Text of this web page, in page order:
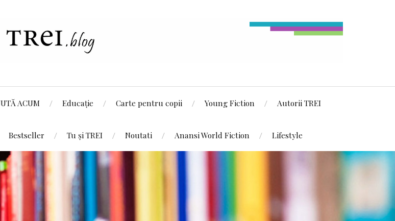
ACUM Educație Carte pentru copii Young Fiction Autorii TREI
Bestseller Tu și TREI Noutati Anansi World Fiction Lifestyle